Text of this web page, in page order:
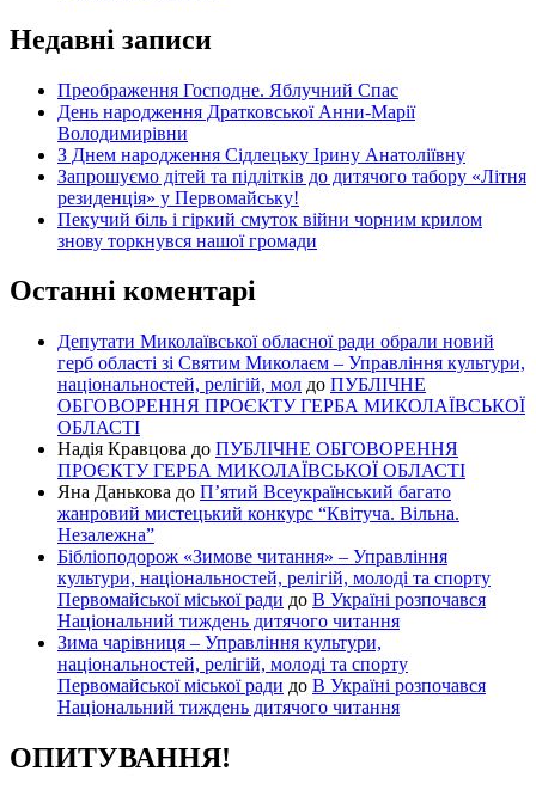
Недавні записи
Преображення Господне. Яблучний Спас
День народження Дратковської Анни-Марії
Володимирівни
З Днем народження Сідлецьку Ірину Анатоліївну
Запрошуємо дітей та підлітків до дитячого табору «Літня
резиденція» у Первомайську!
Пекучий біль і гіркий смуток війни чорним крилом
знову торкнувся нашої громади
Останні коментарі
Депутати Миколаївської обласної ради обрали новий
герб області зі Святим Миколаєм – Управління культури,
національностей, релігій, мол до ПУБЛІЧНЕ
ОБГОВОРЕННЯ ПРОЄКТУ ГЕРБА МИКОЛАЇВСЬКОЇ
ОБЛАСТІ
Надія Кравцова до ПУБЛІЧНЕ ОБГОВОРЕННЯ
ПРОЄКТУ ГЕРБА МИКОЛАЇВСЬКОЇ ОБЛАСТІ
Яна Данькова до П’ятий Всеукраїнський багато
жанровий мистецький конкурс “Квітуча. Вільна.
Незалежна”
Бібліоподорож «Зимове читання» – Управління
культури, національностей, релігій, молоді та спорту
Первомайської міської ради до В Україні розпочався
Національний тиждень дитячого читання
Зима чарівниця – Управління культури,
національностей, релігій, молоді та спорту
Первомайської міської ради до В Україні розпочався
Національний тиждень дитячого читання
ОПИТУВАННЯ!